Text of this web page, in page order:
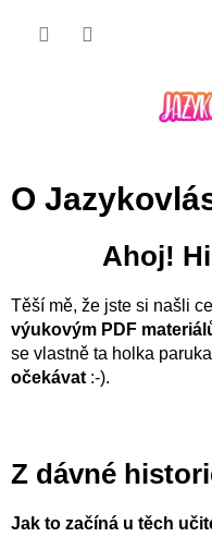
O
Ahoj!
Těší mě, že jste si našli
výukovým PDF
se vlastně ta holka
očekávat :-).
Z dávné
Jak to začíná u těch